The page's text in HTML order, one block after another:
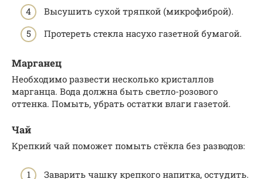
Высушить сухой тряпкой (микрофиброй).
Протереть стекла насухо газетной бумагой.
Марганец
Необходимо развести несколько кристаллов
марганца. Вода должна быть светло-розового
оттенка. Помыть, убрать остатки влаги газетой.
Чай
Крепкий чай поможет помыть стёкла без разводов:
Заварить чашку крепкого напитка, остудить.